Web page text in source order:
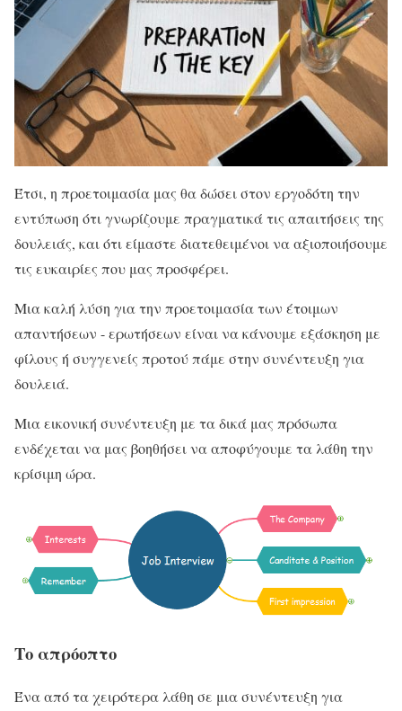
Έτσι, η προετοιμασία μας θα δώσει στον εργοδότη την
εντύπωση ότι γνωρίζουμε πραγματικά τις απαιτήσεις της
δουλειάς, και ότι είμαστε διατεθειμένοι να αξιοποιήσουμε
τις ευκαιρίες που μας προσφέρει.
Μια καλή λύση για την προετοιμασία των έτοιμων
απαντήσεων - ερωτήσεων είναι να κάνουμε εξάσκηση με
φίλους ή συγγενείς προτού πάμε στην συνέντευξη για
δουλειά.
Μια εικονική συνέντευξη με τα δικά μας πρόσωπα
ενδέχεται να μας βοηθήσει να αποφύγουμε τα λάθη την
κρίσιμη ώρα.
Το απρόοπτο
Ένα από τα χειρότερα λάθη σε μια συνέντευξη για